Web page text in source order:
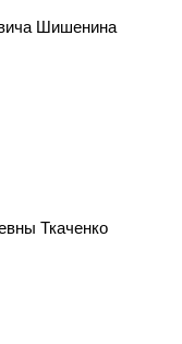
Шишенина
Ткаченко